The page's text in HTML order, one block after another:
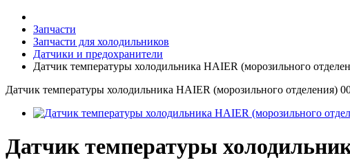
Запчасти
Запчасти для холодильников
Датчики и предохранители
Датчик температуры холодильника HAIER (морозильного
Датчик температуры холодильника HAIER (морозильного отделения)
Датчик температуры